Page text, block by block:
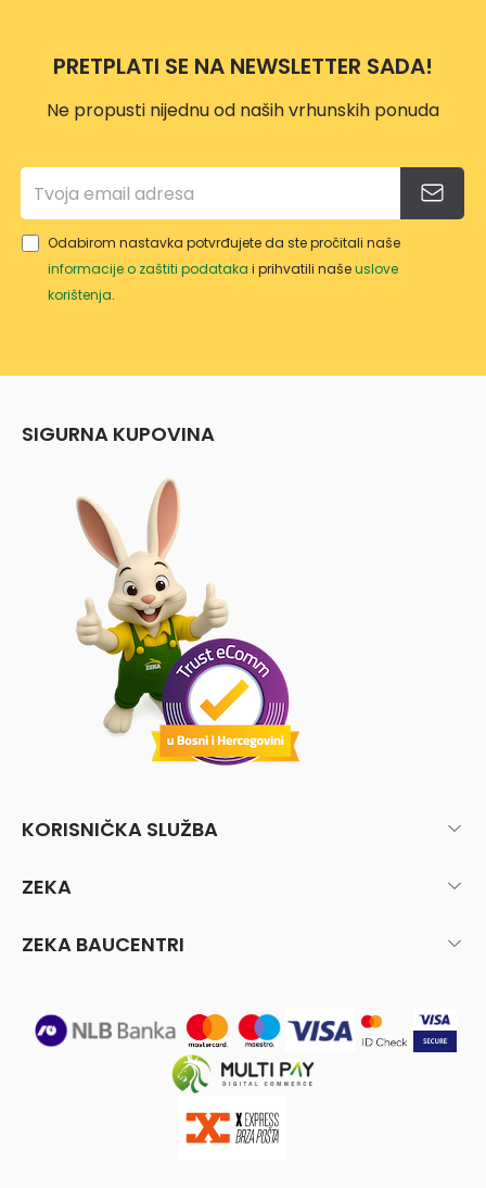
LNO
GLAV
PRETPLATI SE NA NEWSLETTER SADA!
Ne propusti nijednu od naših vrhunskih ponuda
Odabirom nastavka potvrđujete da ste pročitali naše
informacije o zaštiti podataka i prihvatili našeuslove
korištenja.
SIGURNA KUPOVINA
KORISNIČKA SLUŽBA
ZEKA
ZEKA BAUCENTRI